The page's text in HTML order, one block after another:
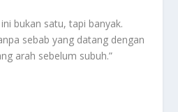
bukan satu, tapi banyak.
sebab yang datang dengan
arah sebelum subuh.”